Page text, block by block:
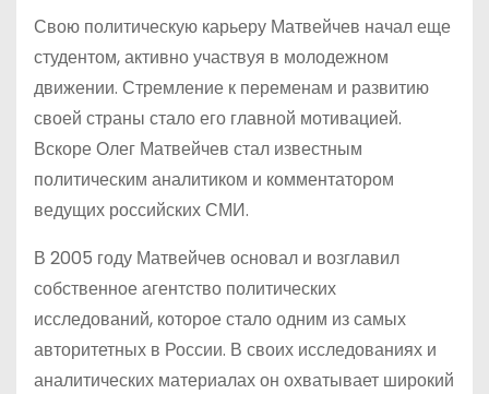
Свою политическую карьеру Матвейчев начал еще
студентом, активно участвуя в молодежном
движении. Стремление к переменам и развитию
своей страны стало его главной мотивацией.
Вскоре Олег Матвейчев стал известным
политическим аналитиком и комментатором
ведущих российских СМИ.
В 2005 году Матвейчев основал и возглавил
собственное агентство политических
исследований, которое стало одним из самых
авторитетных в России. В своих исследованиях и
аналитических материалах он охватывает широкий